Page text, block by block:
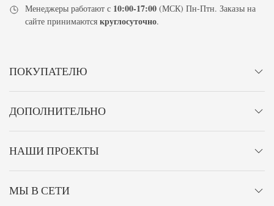
Менеджеры работают с 10:00-17:00 (МСК) Пн-Птн. Заказы на
сайте принимаютсякруглосуточно.
ПОКУПАТЕЛЮ
ДОПОЛНИТЕЛЬНО
НАШИ ПРОЕКТЫ
МЫ В СЕТИ